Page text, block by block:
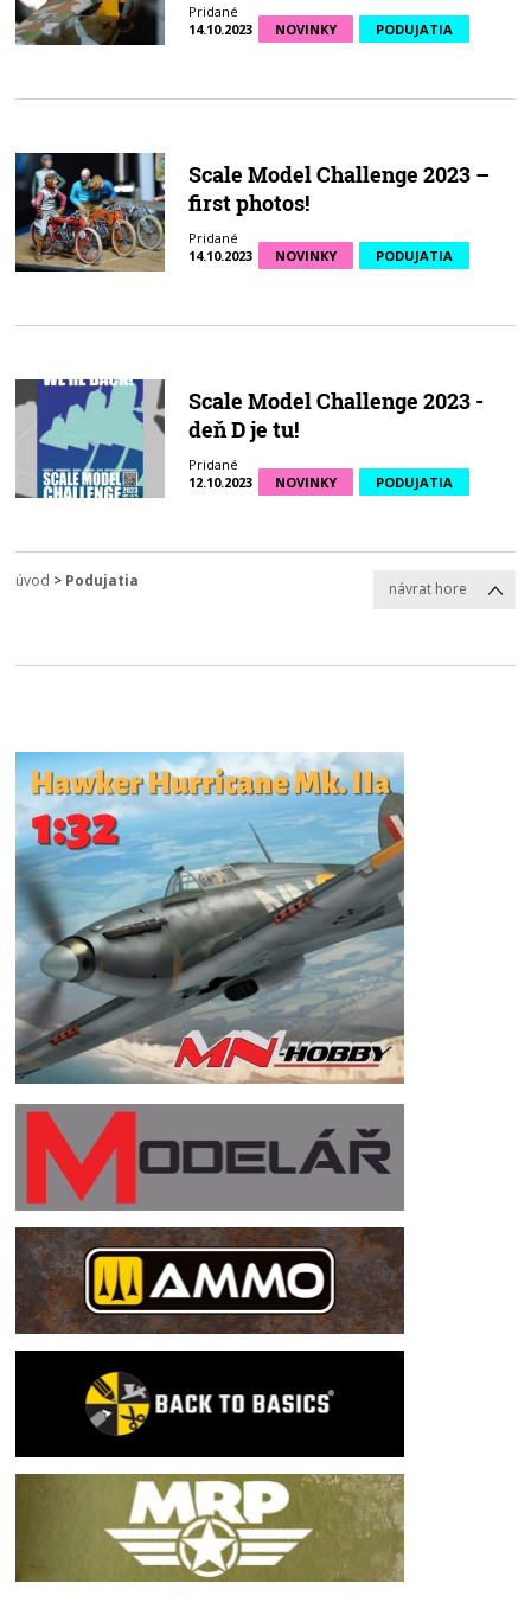
Pridané
14.10.2023
NOVINKY PODUJATIA
Scale Model Challenge 2023 –
first photos!
Pridané
14.10.2023
NOVINKY PODUJATIA
Scale Model Challenge 2023 -
deň D je tu!
Pridané
12.10.2023
NOVINKY PODUJATIA
úvod > Podujatia návrat hore